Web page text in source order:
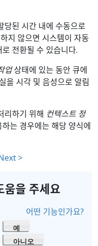
당된 시간 내에 수동으로
지 않으면 시스템이 자동
전환될 수 있습니다.
업상태에 있는 동안 큐에
을 시각 및 음성으로 알림
리하기 위해 컨텍스트 정
는 경우에는 해당 양식에
>
움을 주세요
어떤 기능인가요?
예
아니오